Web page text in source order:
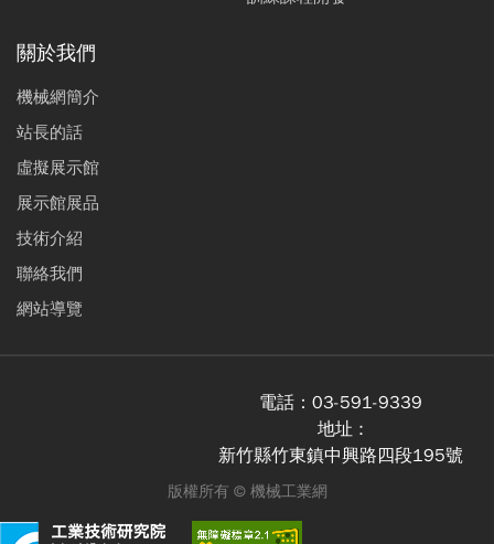
關於我們
機械網簡介
站長的話
虛擬展示館
展示館展品
技術介紹
聯絡我們
網站導覽
電話： 03-591-9339
地址 :
新竹縣竹東鎮中興路四段195號
版權所有 © 機械工業網